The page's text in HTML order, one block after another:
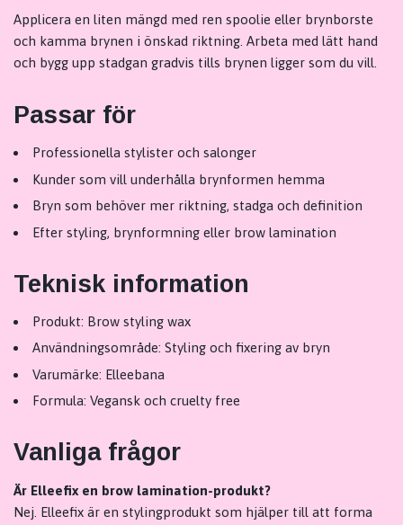
Applicera en liten mängd med ren spoolie eller brynborste
och kamma brynen i önskad riktning. Arbeta med lätt hand
och bygg upp stadgan gradvis tills brynen ligger som du vill.
Passar för
Professionella stylister och salonger
Kunder som vill underhålla brynformen hemma
Bryn som behöver mer riktning, stadga och definition
Efter styling, brynformning eller brow lamination
Teknisk information
Produkt: Brow styling wax
Användningsområde: Styling och fixering av bryn
Varumärke: Elleebana
Formula: Vegansk och cruelty free
Vanliga frågor
Är Elleefix en brow lamination-produkt?
Nej. Elleefix är en stylingprodukt som hjälper till att forma